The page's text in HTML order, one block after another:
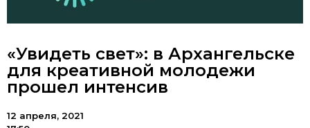
«Увидеть свет»: в Архангельске
для креативной молодежи
прошел интенсив
12 апреля, 2021